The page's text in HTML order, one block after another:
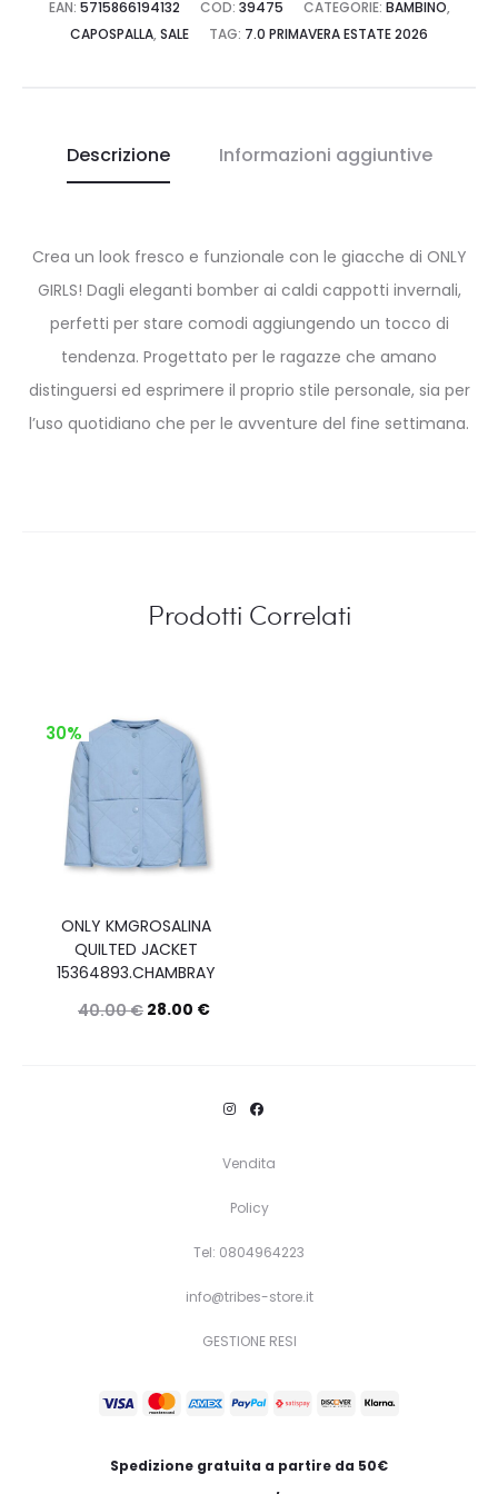
EAN: 5715866194132 COD: 39475 CATEGORIE: BAMBINO,
CAPOSPALLA, SALE TAG: 7.0 PRIMAVERA ESTATE 2026
Descrizione Informazioni aggiuntive
Crea un look fresco e funzionale con le giacche di ONLY
GIRLS! Dagli eleganti bomber ai caldi cappotti invernali,
perfetti per stare comodi aggiungendo un tocco di
tendenza. Progettato per le ragazze che amano
distinguersi ed esprimere il proprio stile personale, sia per
l’uso quotidiano che per le avventure del fine settimana.
Prodotti Correlati
30%
ONLY KMGROSALINA
QUILTED JACKET
15364893.CHAMBRAY
40.00€ 28.00 €
opzioni
essere
scelte
pagina
prodotto
Vendita
Policy
Tel: 0804964223
info@tribes-store.it
GESTIONE RESI
Spedizione gratuita a partire da 50€